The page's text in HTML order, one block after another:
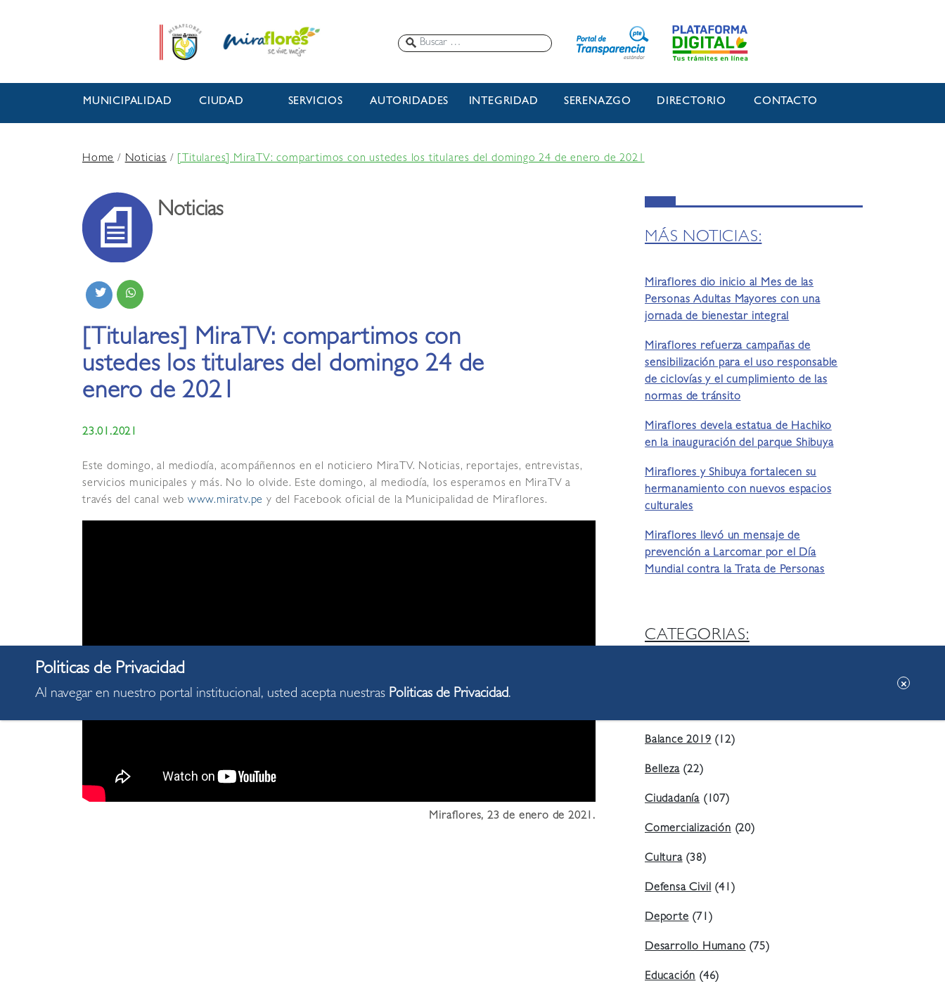
MUNICIPALIDAD CIUDAD SERVICIOS AUTORIDADES INTEGRIDAD SERENAZGO DIRECTORIO CONTACTO
Home/Noticias / [Titulares] MiraTV: compartimos con ustedes los titulares del domingo 24 de enero de 2021
Noticias
[Titulares] MiraTV: compartimos con
ustedes los titulares del domingo 24 de
enero de 2021
23.01.2021
Este domingo, al mediodía, acompáñennos en el noticiero MiraTV. Noticias, reportajes, entrevistas,
servicios municipales y más. No lo olvide. Este domingo, al mediodía, los esperamos en MiraTV a
través del canal web www.miratv.pe y del Facebook oficial de la Municipalidad de Miraflores.
Miraflores, 23 de enero de 2021.
MÁS NOTICIAS:
Miraflores dio inicio al Mes de las
Personas Adultas Mayores con una
jornada de bienestar integral
Miraflores refuerza campañas de
sensibilización para el uso responsable
de ciclovías y el cumplimiento de las
normas de tránsito
Miraflores devela estatua de Hachiko
en la inauguración del parque Shibuya
Miraflores y Shibuya fortalecen su
hermanamiento con nuevos espacios
culturales
Miraflores llevó un mensaje de
prevención a Larcomar por el Día
Mundial contra la Trata de Personas
CATEGORIAS:
Balance 2019(12)
Belleza(22)
Ciudadanía (107)
Comercialización(20)
Cultura(38)
Defensa Civil(41)
Deporte(71)
Desarrollo Humano(75)
Educación(46)
Al navegar en nuestro portal institucional, usted acepta nuestras Politicas de Privacidad.